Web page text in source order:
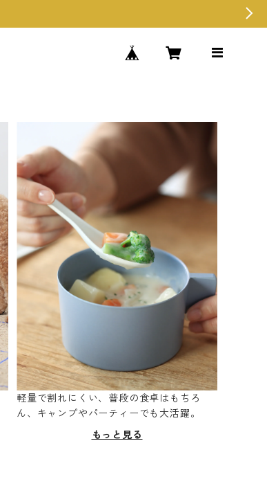
軽量で割れにくい、普段の食卓はもちろ
ん、キャンプやパーティーでも大活躍。
もっと見る